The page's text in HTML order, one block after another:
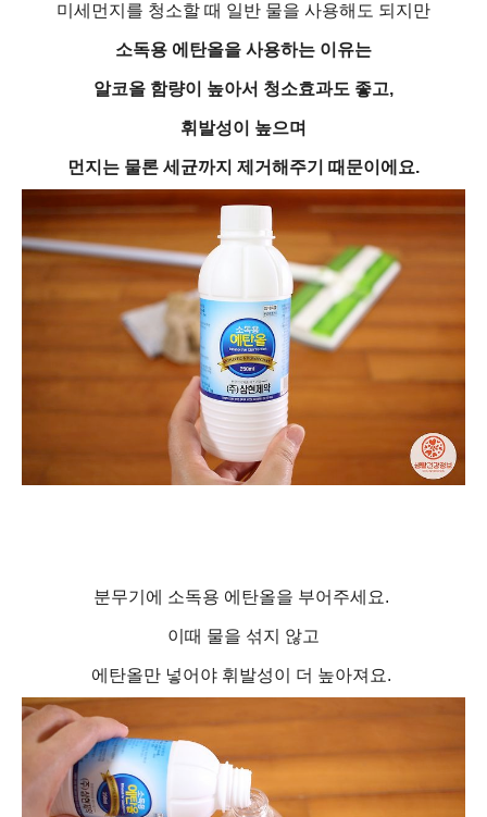
미세먼지를 청소할 때 일반 물을 사용해도 되지만
소독용 에탄올을 사용하는 이유는
알코올 함량이 높아서 청소효과도 좋고,
휘발성이 높으며
먼지는 물론 세균까지 제거해주기 때문이에요.
분무기에 소독용 에탄올을 부어주세요.
이때 물을 섞지 않고
에탄올만 넣어야 휘발성이 더 높아져요.